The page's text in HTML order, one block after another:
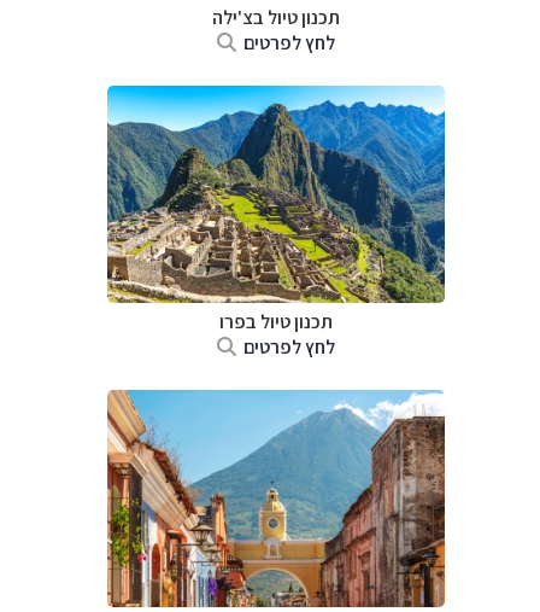
תכנון טיול בצ'ילה
לחץ לפרטים
תכנון טיול בפרו
לחץ לפרטים